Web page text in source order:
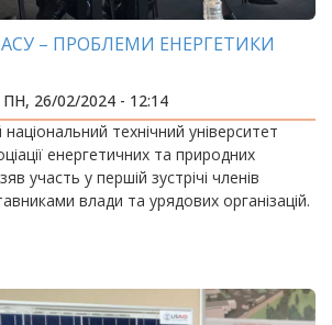
– ПРОБЛЕМИ ЕНЕРГЕТИКИ
ПН, 26/02/2024 - 12:14
технічний університет
енергетичних та природних
участь у першій зустрічі членів
влади та урядових організацій.